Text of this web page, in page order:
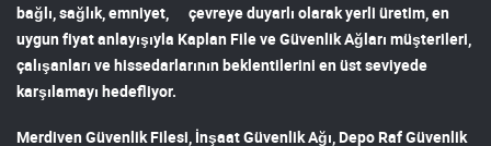
bağlı, sağlık, emniyet, çevreye duyarlı olarak yerli üretim, en
uygun fiyat anlayışıyla Kaplan File ve Güvenlik Ağları müşterileri,
çalışanları ve hissedarlarının beklentilerini en üst seviyede
karşılamayı hedefliyor.
Merdiven Güvenlik Filesi İnşaat Güvenlik Ağı Depo Raf Güvenlik